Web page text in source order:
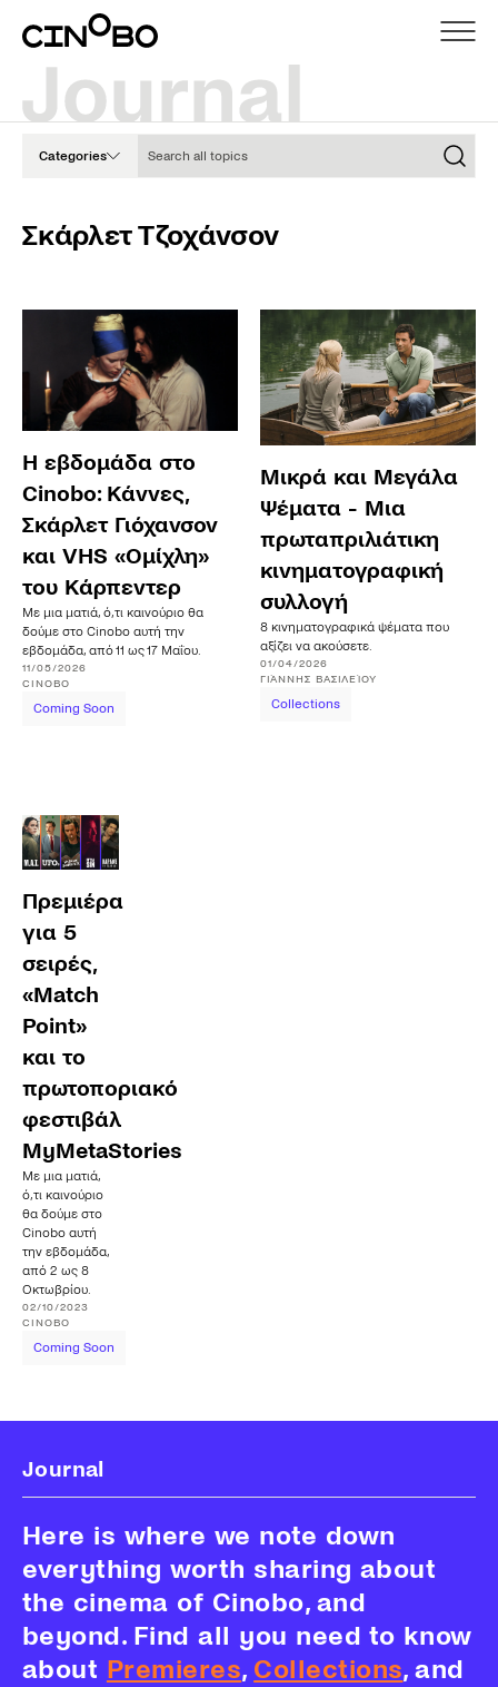
Categories
Σκάρλετ Τζοχάνσον
Η εβδομάδα στο
Cinobo: Κάννες,
Σκάρλετ Γιόχανσον
και VHS «Ομίχλη»
του Κάρπεντερ
Με μια ματιά, ό,τι καινούριο θα
δούμε στο Cinobo αυτή την
εβδομάδα, από 11 ως 17 Μαΐου.
11/05/2026
CINOBO
Coming Soon
Μικρά και Μεγάλα
Ψέματα - Μια
πρωταπριλιάτικη
κινηματογραφική
συλλογή
8 κινηματογραφικά ψέματα που
αξίζει να ακούσετε.
01/04/2026
ΓΙΆΝΝΗΣ ΒΑΣΙΛΕΊΟΥ
Collections
Πρεμιέρα
για 5
σειρές,
«Match
Point»
και το
πρωτοποριακό
φεστιβάλ
MyMetaStories
Με μια ματιά,
ό,τι καινούριο
θα δούμε στο
Cinobo αυτή
την εβδομάδα,
από 2 ως 8
Οκτωβρίου.
02/10/2023
CINOBO
Coming Soon
Journal
Here is where we note down
everything worth sharing about
the cinema of Cinobo, and
beyond. Find all you need to know
about Premieres, Collections, and